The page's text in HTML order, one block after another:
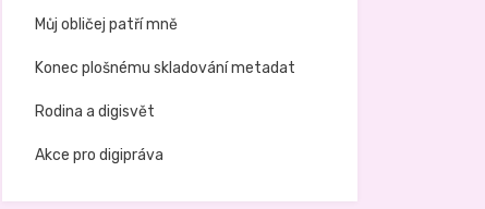
Můj obličej patří mně
Konec plošnému skladování metadat
Rodina a digisvět
Akce pro digipráva